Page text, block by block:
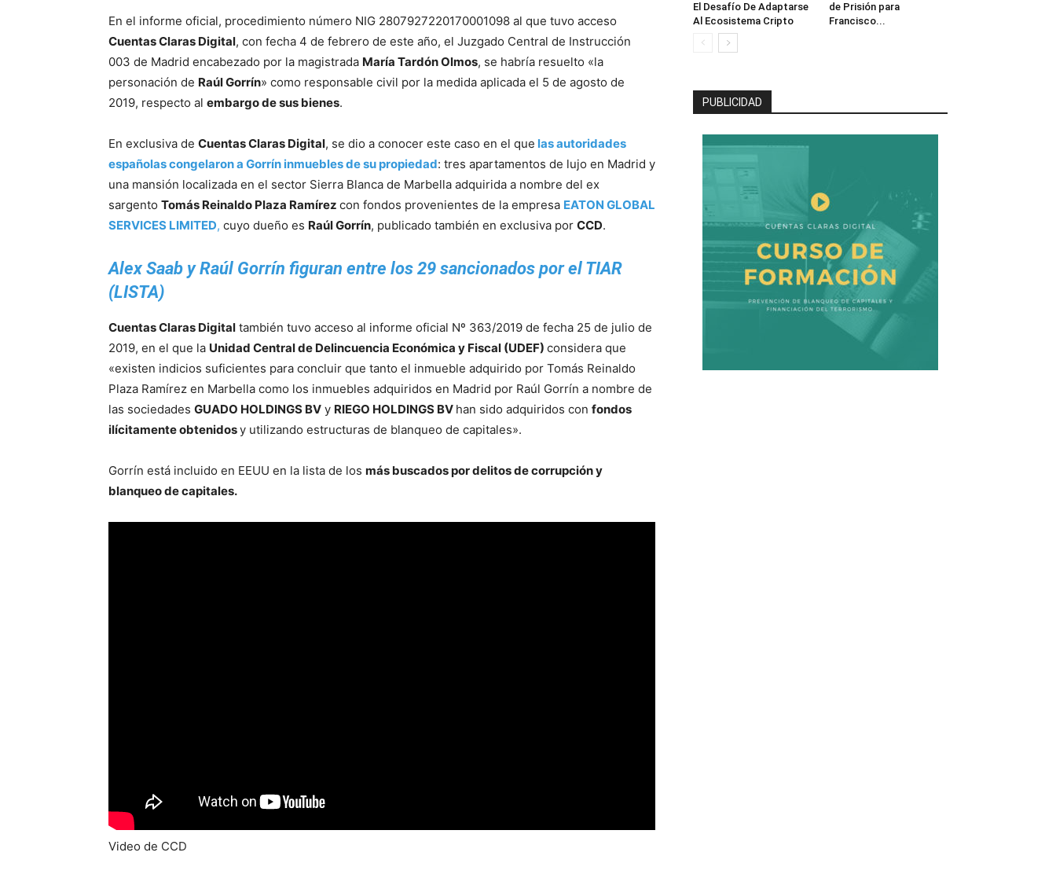
En el informe oficial, procedimiento número NIG 2807927220170001098 al que tuvo acceso
Cuentas Claras Digital, con fecha 4 de febrero de este año, el Juzgado Central de Instrucción
003 de Madrid encabezado por la magistrada María Tardón Olmos, se habría resuelto «la
personación de Raúl Gorrín» como responsable civil por la medida aplicada el 5 de agosto de
2019, respecto al embargo de sus bienes.
En exclusiva de Cuentas Claras Digital, se dio a conocer este caso en el que las autoridades
españolas congelaron a Gorrín inmuebles de su propiedad: tres apartamentos de lujo en Madrid y
una mansión localizada en el sector Sierra Blanca de Marbella adquirida a nombre del ex
sargento Tomás Reinaldo Plaza Ramírez con fondos provenientes de la empresa EATON GLOBAL
SERVICES LIMITED, cuyo dueño es Raúl Gorrín, publicado también en exclusiva por CCD.
Alex Saab y Raúl Gorrín figuran entre los 29 sancionados por el TIAR
(LISTA)
Cuentas Claras Digital también tuvo acceso al informe oficial Nº 363/2019 de fecha 25 de julio de
2019, en el que la Unidad Central de Delincuencia Económica y Fiscal (UDEF) considera que
«existen indicios suficientes para concluir que tanto el inmueble adquirido por Tomás Reinaldo
Plaza Ramírez en Marbella como los inmuebles adquiridos en Madrid por Raúl Gorrín a nombre de
las sociedades GUADO HOLDINGS BV y RIEGO HOLDINGS BV han sido adquiridos con fondos
ilícitamente obtenidosy utilizando estructuras de blanqueo de capitales».
Gorrín está incluido en EEUU en la lista de los más buscados por delitos de corrupción y
blanqueo de capitales.
Video de CCD
El Desafío De Adaptarse
Al Ecosistema Cripto
de Prisión para
Francisco...
PUBLICIDAD